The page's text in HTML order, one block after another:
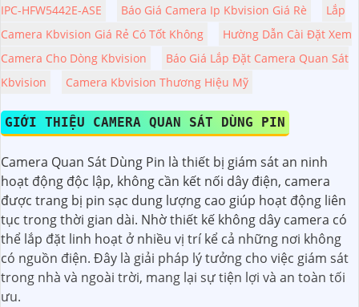
IPC-HFW5442E-ASE
Báo Giá Camera Ip Kbvision Giá Rè
Lắp
Camera Kbvision Giá Rẻ Có Tốt Không
Hường Dẫn Cài Đặt Xem
Camera Cho Dòng Kbvision
Báo Giá Lắp Đặt Camera Quan Sát
Kbvision
Camera Kbvision Thương Hiệu Mỹ
GIỚI THIỆU CAMERA QUAN SÁT DÙNG PIN
Camera Quan Sát Dùng Pin là thiết bị giám sát an ninh
hoạt động độc lập, không cần kết nối dây điện, camera
được trang bị pin sạc dung lượng cao giúp hoạt động liên
tục trong thời gian dài. Nhờ thiết kế không dây camera có
thể lắp đặt linh hoạt ở nhiều vị trí kể cả những nơi không
có nguồn điện. Đây là giải pháp lý tưởng cho việc giám sát
trong nhà và ngoài trời, mang lại sự tiện lợi và an toàn tối
ưu.